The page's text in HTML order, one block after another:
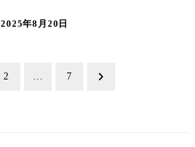
2025年8月20日
2 7